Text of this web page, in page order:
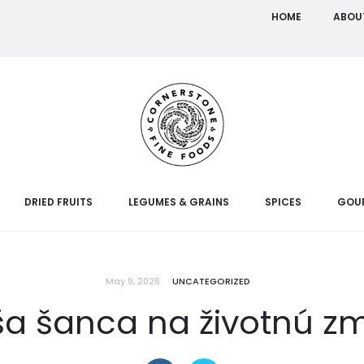
HOME
DRIED FRUITS LEGUMES & GRAINS SPICES
May 9, 2026 UNCATEGORIZED
šanca na životnú